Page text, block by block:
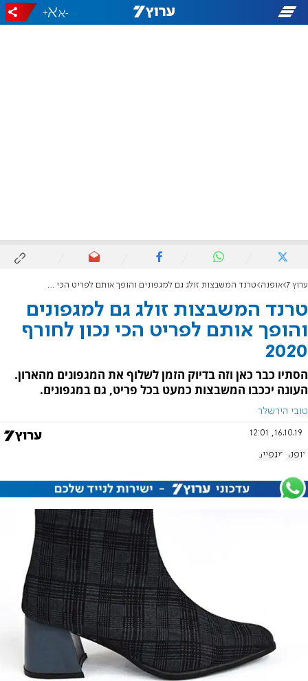
-
+
ערוץ 7 אופנה טרנד המשבצות זולג גם למגפונים והופך אותם לפריט הכי נכון לחורף 2020
טרנד המשבצות זולג גם למגפונים
והופך אותם לפריט הכי נכון לחורף
2020
הסתיו כבר כאן וזה בדיוק הזמן לשלוף את המגפונים מהארון.
העונה יככבו המשבצות כמעט בכל פריט, גם במגפונים.
טובי הירשלר
16.10.19, 12:01
אופנה מגפיים